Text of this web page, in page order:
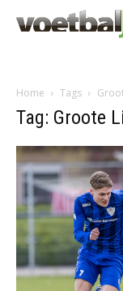
Home Tags
Tag: Groote